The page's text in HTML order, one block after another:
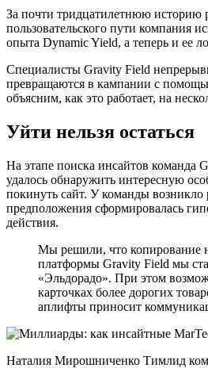
За почти тридцатилетнюю историю
пользовательского пути компания
опыта Dynamic Yield, а теперь и ее
Специалисты Gravity Field
превращаются в кампании с
объясним, как это работает, на
Уйти нельзя остаться
На этапе поиска инсайтов команда
удалось обнаружить интересную
покинуть сайт. У команды возникло
предположения сформировалась
действия.
Мы решили, что копирование
платформы Gravity Field мы
«Эльдорадо». При этом
карточках более дорогих
аплифты приносит
Наталия Мирошниченко Тимлид